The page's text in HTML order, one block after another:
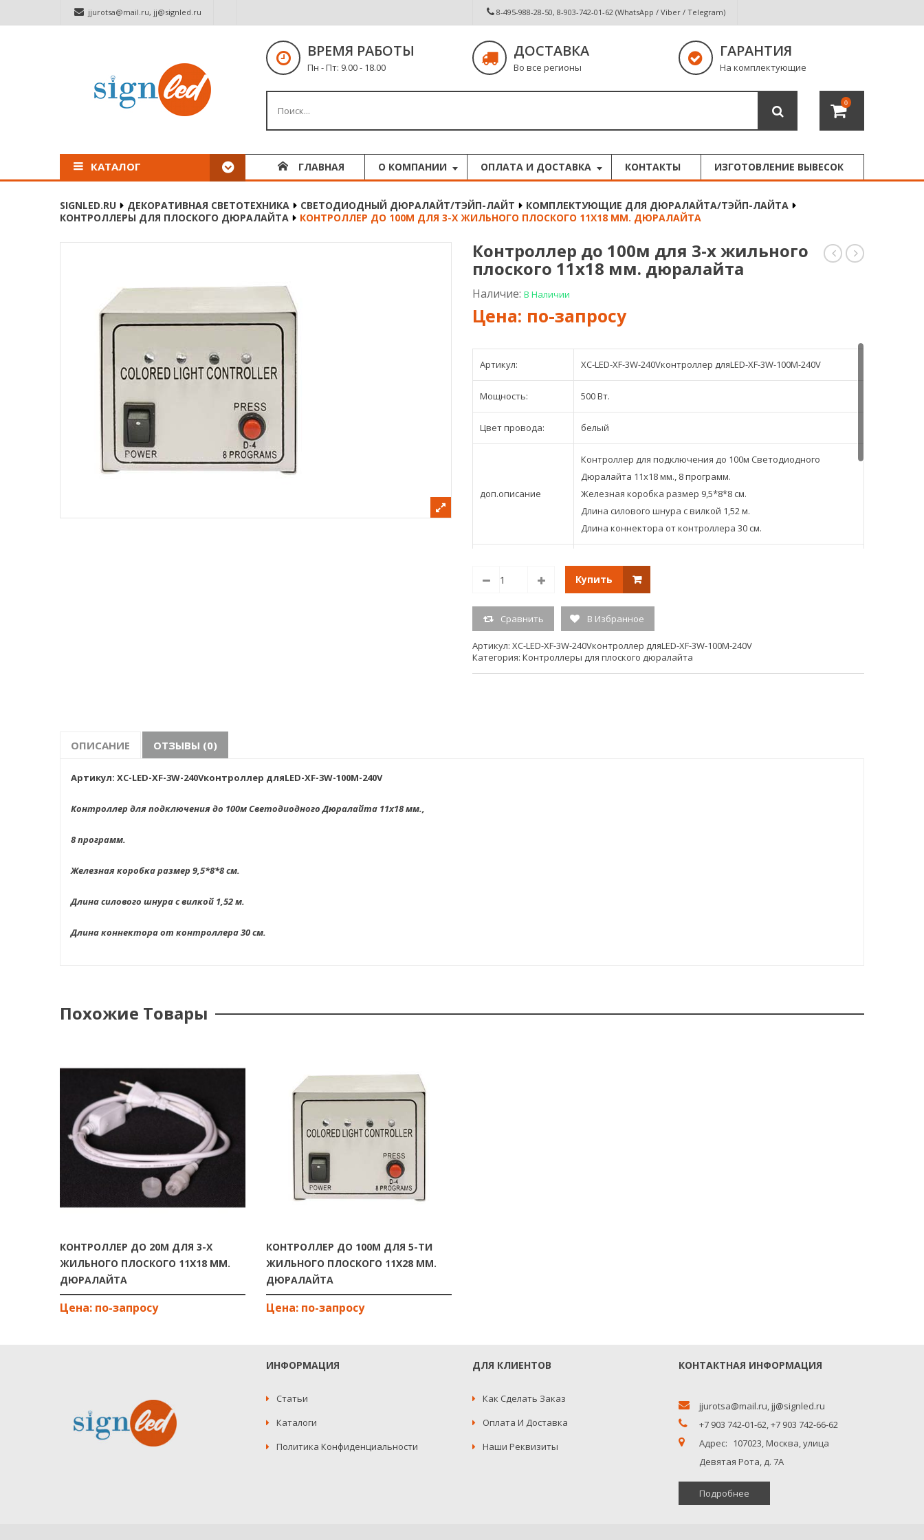
jjurotsa@mail.ru, jj@signled.ru 8-495-988-28-50, 8-903-742-01-62 (WhatsApp / Viber / Telegram)
ВРЕМЯ РАБОТЫ
Пн - Пт: 9.00 - 18.00
ДОСТАВКА
Во все регионы
ГАРАНТИЯ
На комплектующие
0
КАТАЛОГ ГЛАВНАЯ О КОМПАНИИ ОПЛАТА И ДОСТАВКА КОНТАКТЫ ИЗГОТОВЛЕНИЕ ВЫВЕСОК
SIGNLED.RU ДЕКОРАТИВНАЯ СВЕТОТЕХНИКА СВЕТОДИОДНЫЙ ДЮРАЛАЙТ/ТЭЙП-ЛАЙТ
КОМПЛЕКТУЮЩИЕ ДЛЯ ДЮРАЛАЙТА/ТЭЙП-ЛАЙТА
КОНТРОЛЛЕРЫ ДЛЯ ПЛОСКОГО ДЮРАЛАЙТА
КОНТРОЛЛЕР ДО 100М ДЛЯ 3-Х ЖИЛЬНОГО ПЛОСКОГО 11Х18 ММ. ДЮРАЛАЙТА
до
плоского
до
плоского
Контроллер до 100м для 3-х жильного
плоского 11х18 мм. дюралайта
Наличие: В Наличии
Артикул: XC-LED-XF-3W-240Vконтроллер дляLED-XF-3W-100М-240V
Мощность: 500 Вт.
Цвет провода: белый
доп.описание
Контроллер для подключения до 100м Светодиодного
Дюралайта 11х18 мм., 8 программ.
Железная коробка размер 9,5*8*8 см.
Длина силового шнура с вилкой 1,52 м.
Длина коннектора от контроллера 30 см.
измерения
(ед.изм.)
шт.
Гарантия: 6мес
Купить
Сравнить В Избранное
Артикул: XC-LED-XF-3W-240Vконтроллер дляLED-XF-3W-100М-240V
Категория: Контроллеры для плоского дюралайта
ОПИСАНИЕ ОТЗЫВЫ (0)
Артикул: XC-LED-XF-3W-240Vконтроллер дляLED-XF-3W-100М-240V
Контроллер для подключения до 100м Светодиодного Дюралайта 11х18 мм.,
8 программ.
Железная коробка размер 9,5*8*8 см.
Длина силового шнура с вилкой 1,52 м.
Длина коннектора от контроллера 30 см.
Похожие Товары
КОНТРОЛЛЕР ДО 20М ДЛЯ 3-Х
ЖИЛЬНОГО ПЛОСКОГО 11Х18 ММ.
ДЮРАЛАЙТА
КОНТРОЛЛЕР ДО 100М ДЛЯ 5-ТИ
ЖИЛЬНОГО ПЛОСКОГО 11Х28 ММ.
ДЮРАЛАЙТА
ИНФОРМАЦИЯ
Статьи
Каталоги
Политика Конфиденциальности
ДЛЯ КЛИЕНТОВ
Как Сделать Заказ
Оплата И Доставка
Наши Реквизиты
КОНТАКТНАЯ ИНФОРМАЦИЯ
jjurotsa@mail.ru,jj@signled.ru
+7 903 742-01-62,+7 903 742-66-62
Адрес: 107023, Москва, улица
Девятая Рота, д. 7А
Подробнее